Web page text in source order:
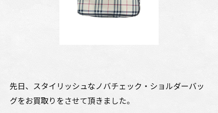
先日、スタイリッシュなノバチェック・ショルダーバッ
グをお買取りをさせて頂きました。